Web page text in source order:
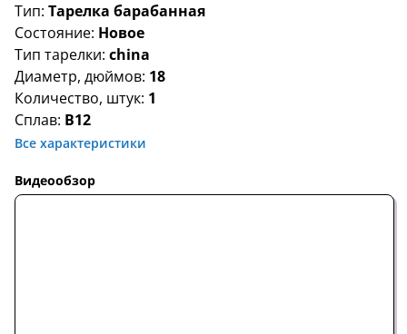
Тип: Тарелка барабанная
Состояние: Новое
Тип тарелки: china
Диаметр, дюймов: 18
Количество, штук: 1
Сплав: B12
Все характеристики
Видеообзор